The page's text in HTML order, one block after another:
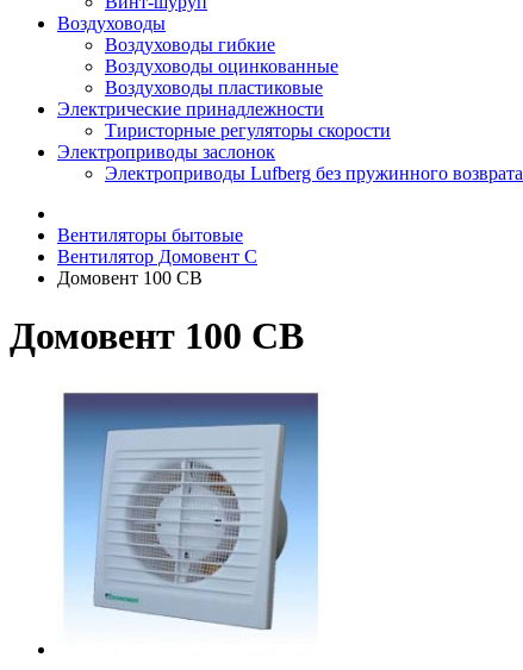
Воздуховоды
Воздуховоды гибкие
Воздуховоды оцинкованные
Воздуховоды пластиковые
Электрические принадлежности
Тиристорные регуляторы скорости
Электроприводы заслонок
Электроприводы Lufberg без пружинного возврата
Вентиляторы бытовые
Вентилятор Домовент С
Домовент 100 СВ
Домовент 100 СВ